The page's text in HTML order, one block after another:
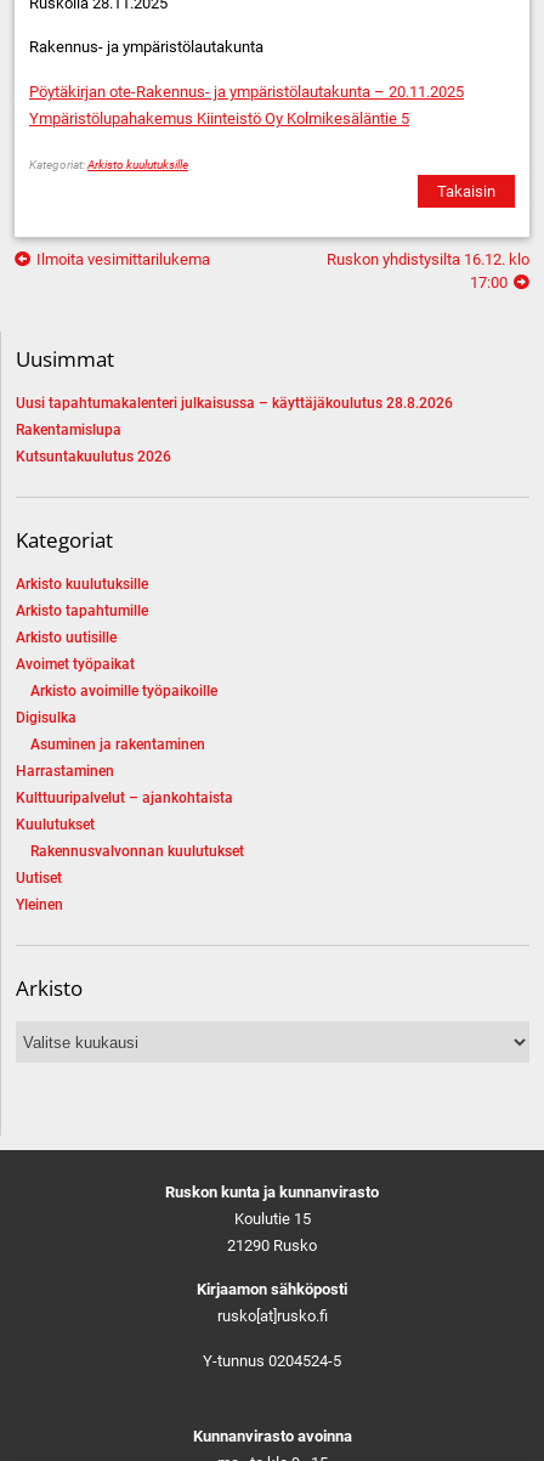
Rakennus- ja ympäristölautakunta
Pöytäkirjan ote-Rakennus- ja ympäristölautakunta – 20.11.2025
Ympäristölupahakemus Kiinteistö Oy Kolmikesäläntie 5
Kategoriat:Arkisto kuulutuksille
Takaisin
Artikkelien
Ilmoita vesimittarilukema
Ruskon yhdistysilta 16.12. klo
17:00
Uusimmat
Uusi tapahtumakalenteri julkaisussa – käyttäjäkoulutus 28.8.2026
Rakentamislupa
Kutsuntakuulutus 2026
Kategoriat
Arkisto kuulutuksille
Arkisto tapahtumille
Arkisto uutisille
Avoimet työpaikat
Arkisto avoimille työpaikoille
Digisulka
Asuminen ja rakentaminen
Harrastaminen
Kulttuuripalvelut – ajankohtaista
Kuulutukset
Rakennusvalvonnan kuulutukset
Uutiset
Yleinen
Arkisto
Arkisto
Ruskon kunta ja kunnanvirasto
Koulutie 15
21290 Rusko
Kirjaamon sähköposti
rusko[at]rusko.fi
Y-tunnus 0204524-5
Kunnanvirasto avoinna